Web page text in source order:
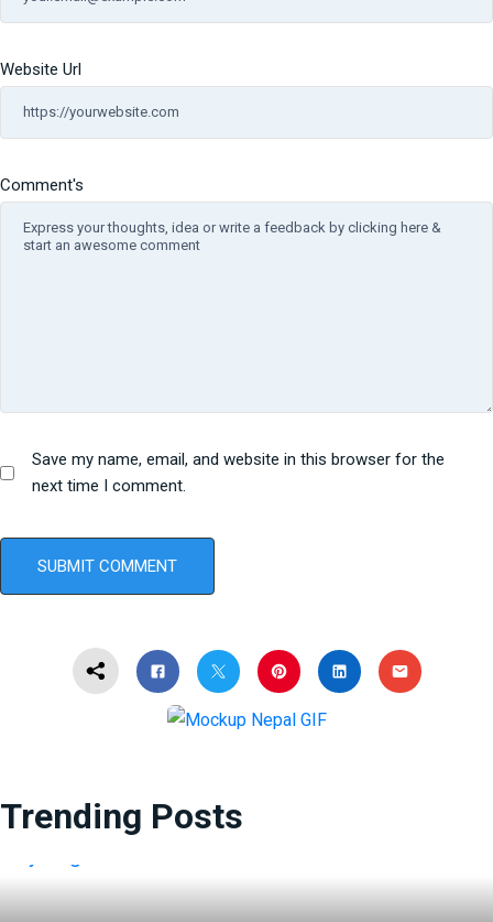
Comment's
Website Url
Save my name, email, and website in this browser for the
next time I comment.
Trending Posts